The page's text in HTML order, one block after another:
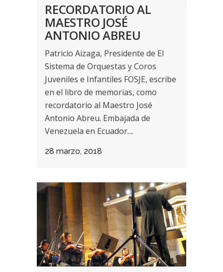
RECORDATORIO AL
MAESTRO JOSÉ
ANTONIO ABREU
Patricio Aizaga, Presidente de El
Sistema de Orquestas y Coros
Juveniles e Infantiles FOSJE, escribe
en el libro de memorias, como
recordatorio al Maestro José
Antonio Abreu. Embajada de
Venezuela en Ecuador....
28 marzo, 2018